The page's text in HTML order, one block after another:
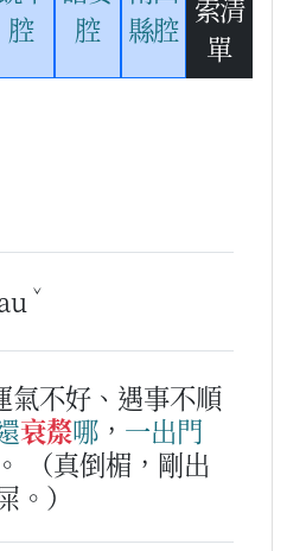
腔
腔
縣腔
索清
單
ˇ
氣不好、遇事不順
衰漦哪 ， 一出門
。
（真倒楣，剛出
。）